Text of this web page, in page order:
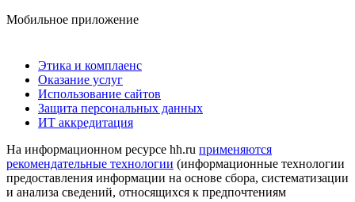
Мобильное приложение
Этика и комплаенс
Оказание услуг
Использование сайтов
Защита персональных данных
ИТ аккредитация
На информационном ресурсе hh.ru применяются
рекомендательные технологии (информационные технологии
предоставления информации на основе сбора, систематизации
и анализа сведений, относящихся к предпочтениям